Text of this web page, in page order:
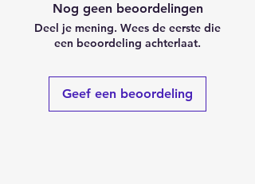
Nog geen beoordelingen
Deel je mening. Wees de eerste die
een beoordeling achterlaat.
Geef een beoordeling